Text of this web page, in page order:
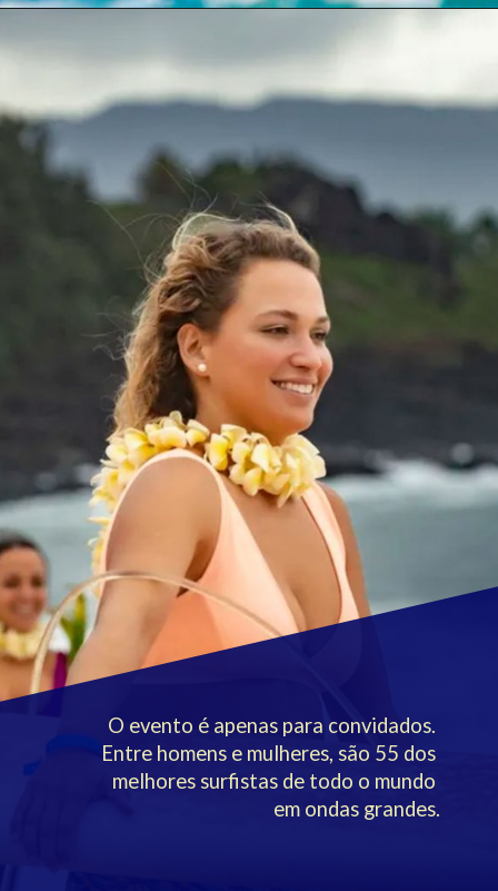
O evento é apenas para convidados.
Entre homens e mulheres, são 55 dos
melhores surfistas de todo o mundo
em ondas grandes.